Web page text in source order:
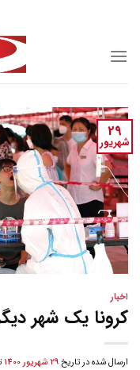
content
29
شهریور
اخبار
کرونا یک شهر
ارسال شده در تاریخ29 شهریور 1400